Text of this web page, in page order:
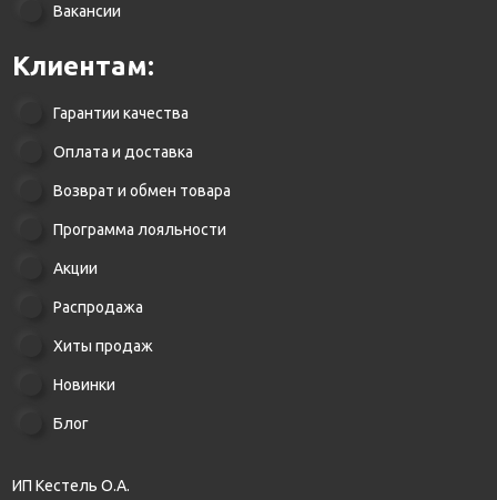
Вакансии
Клиентам:
Гарантии качества
Оплата и доставка
Возврат и обмен товара
Программа лояльности
Акции
Распродажа
Хиты продаж
Новинки
Блог
ИП Кестель О.А.